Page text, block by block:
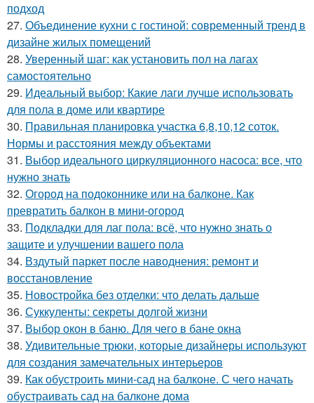
подход
27. Объединение кухни с гостиной: современный тренд в
дизайне жилых помещений
28. Уверенный шаг: как установить пол на лагах
самостоятельно
29. Идеальный выбор: Какие лаги лучше использовать
для пола в доме или квартире
30. Правильная планировка участка 6,8,10,12 соток.
Нормы и расстояния между объектами
31. Выбор идеального циркуляционного насоса: все, что
нужно знать
32. Огород на подоконнике или на балконе. Как
превратить балкон в мини-огород
33. Подкладки для лаг пола: всё, что нужно знать о
защите и улучшении вашего пола
34. Вздутый паркет после наводнения: ремонт и
восстановление
35. Новостройка без отделки: что делать дальше
36. Суккуленты: секреты долгой жизни
37. Выбор окон в баню. Для чего в бане окна
38. Удивительные трюки, которые дизайнеры используют
для создания замечательных интерьеров
39. Как обустроить мини-сад на балконе. С чего начать
обустраивать сад на балконе дома